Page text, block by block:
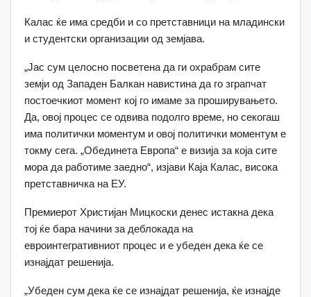
Калас ќе има средби и со претставници на младински
и студентски организации од земјава.
„Јас сум целосно посветена да ги охрабрам сите
земји од Западен Балкан навистина да го зграпчат
постоечкиот момент кој го имаме за проширувањето.
Да, овој процес се одвива подолго време, но секогаш
има политички моментум и овој политички моментум е
токму сега. „Обединета Европа“ е визија за која сите
мора да работиме заедно“, изјави Каја Калас, висока
претставничка на ЕУ.
Премиерот Христијан Мицкоски денес истакна дека
тој ќе бара начини за деблокада на
евроинтегративниот процес и е убеден дека ќе се
изнајдат решенија.
„Убеден сум дека ќе се изнајдат решенија, ќе изнајде